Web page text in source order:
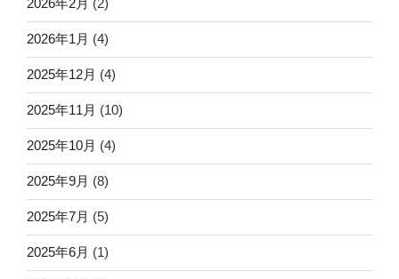
2026年2月 (2)
2026年1月 (4)
2025年12月 (4)
2025年11月 (10)
2025年10月 (4)
2025年9月 (8)
2025年7月 (5)
2025年6月 (1)